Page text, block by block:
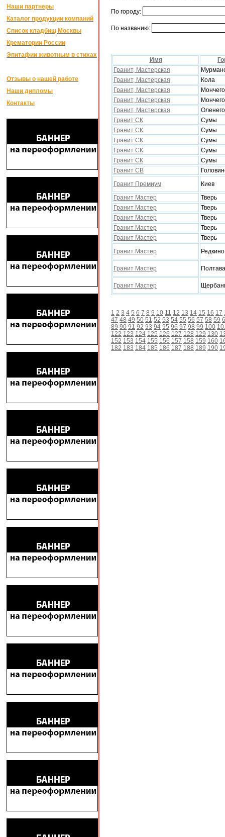
Наши партнеры
Каталог продукции компаний
Список кладбищ Москвы
Крематории России
Эпитафии животным в стихах
Отзывы о нашей работе
Наши дипломы
Контакты
По городу:
По названию:
Имя
Гранит, Мастерская
Гранит, Мастерская
Кола
Гранит, Мастерская
Гранит, Мастерская
Гранит, Мастерская
Гранит СК
Сумы
Гранит СК
Сумы
Гранит СК
Сумы
Гранит СК
Сумы
Гранит СК
Сумы
Гранит СВ
Гранит Премиум
Киев
Гранит Мастер
Тверь
Гранит Мастер
Тверь
Гранит Мастер
Тверь
Гранит Мастер
Тверь
Гранит Мастер
Тверь
Гранит Мастер
Редкино
Гранит Мастер Полтава
Гранит Мастер
1 2 3 4 5 6 7 8 9 10 11 12 13 14 15 16 17
47 48 49 50 51 52 53 54 55 56 57 58 59
89 90 91 92 93 94 95 96 97 98 99 100
122 123 124 125 126 127 128 129 130
152 153 154 155 156 157 158 159 160
182 183 184 185 186 187 188 189 190